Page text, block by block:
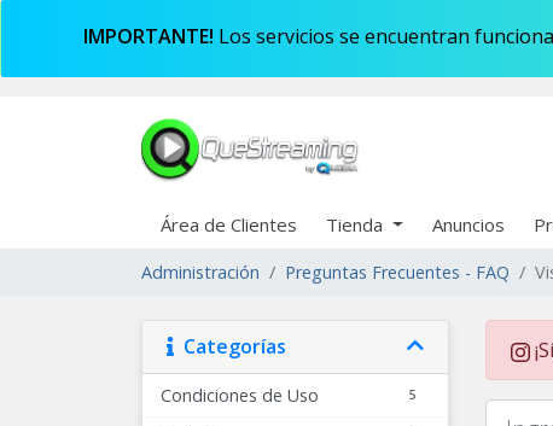
IMPORTANTE! Los servicios se encuentran
Área de Clientes Tienda Anuncios
Administración Preguntas Frecuentes - FAQ
Categorías
5
Condiciones de Uso